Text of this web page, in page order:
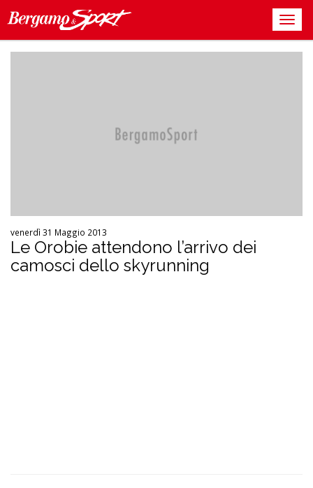
venerdì 31 Maggio 2013
Le Orobie attendono l’arrivo dei
camosci dello skyrunning